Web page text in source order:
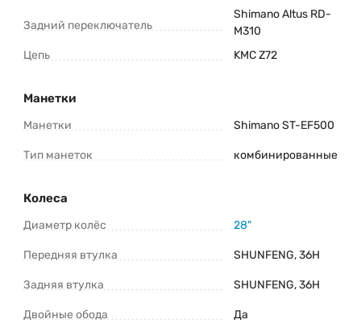
Задний переключатель
Shimano Altus RD-
M310
Цепь
KMC Z72
Манетки
Манетки Shimano ST-EF500
Тип манеток комбинированные
Колеса
Диаметр колёс 28"
Передняя втулка SHUNFENG, 36H
Задняя втулка SHUNFENG, 36H
Двойные обода Да